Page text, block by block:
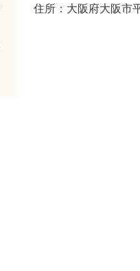
住所：大阪府大阪市